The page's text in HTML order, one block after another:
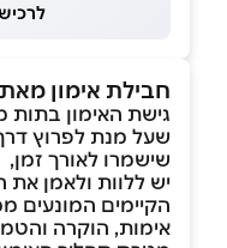
לרכישה עד
חבילת אימון מאת
גישת האימון
שעל מנת לפרוץ
שישמרו לאורך זמן,
יש ללוות ולאמן
הקיימים המונעים
אימות, הוקרה